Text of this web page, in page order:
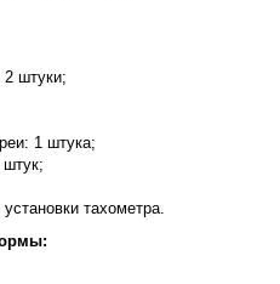
штуки;
1 штука;
тахометра.